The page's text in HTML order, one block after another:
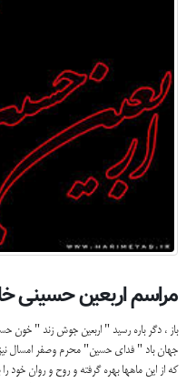
مراسم اربعین حسینی
باز ، دگر باره رسید " اربعین جوش زند "
جهان باد " فدای حسین" محرم وصفر امسال
که از این ماهها بهره گرفته و روح و روان خود را